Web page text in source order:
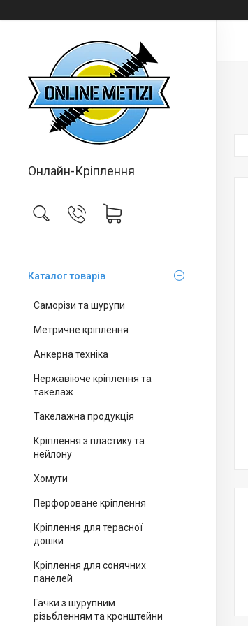
Онлайн-Кріплення
Каталог товарів
Саморізи та шурупи
Метричне кріплення
Анкерна техніка
Нержавіюче кріплення та
такелаж
Такелажна продукція
Кріплення з пластику та
нейлону
Хомути
Перфороване кріплення
Кріплення для терасної
дошки
Кріплення для сонячних
панелей
Гачки з шурупним
різьбленням та кронштейни